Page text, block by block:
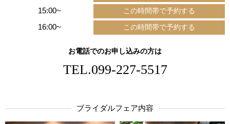
15:00~
16:00~
お電話でのお申し込みの方は
TEL.099-227-5517
ブライダルフェア内容